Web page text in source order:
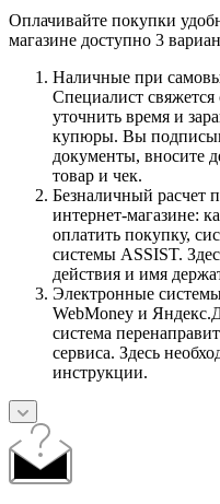
Оплачивайте покупки
магазине доступно 3
Наличные при
Специалист
уточнить время и
купюры. Вы
документы, вносите
товар и чек.
Безналичный расчет
интернет-магазине:
оплатить покупку,
системы ASSIST.
действия и имя
Электронные
WebMoney и
система
сервиса. Здесь
инструкции.